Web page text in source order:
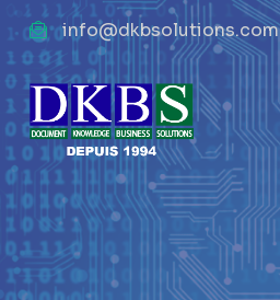
info@dkbsolutions.com